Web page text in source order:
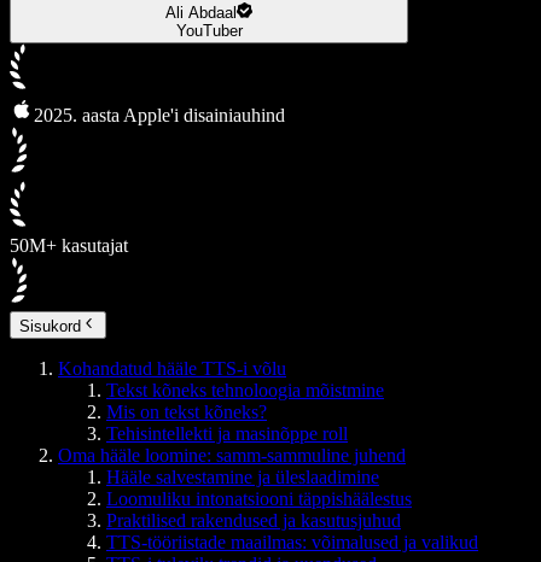
Ali Abdaal
YouTuber
2025. aasta Apple'i disainiauhind
50M+ kasutajat
Sisukord
Kohandatud hääle TTS-i võlu
Tekst kõneks tehnoloogia mõistmine
Mis on tekst kõneks?
Tehisintellekti ja masinõppe roll
Oma hääle loomine: samm-sammuline juhend
Hääle salvestamine ja üleslaadimine
Loomuliku intonatsiooni täppishäälestus
Praktilised rakendused ja kasutusjuhud
TTS-tööriistade maailmas: võimalused ja valikud